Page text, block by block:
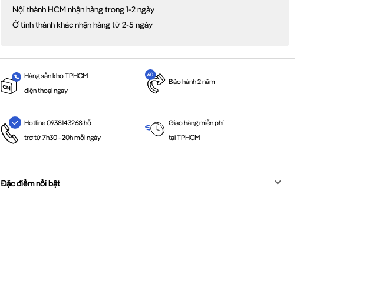
Nội thành HCM nhận hàng trong 1-2 ngày
Ở tỉnh thành khác nhận hàng từ 2-5 ngày
Hàng sẵn kho TPHCM
điện thoại ngay
Bảo hành 2 năm
Hotline 0938143268 hỗ
trợ từ 7h30 - 20h mỗi ngày
Giao hàng miễn phí
tại TPHCM
Đặc điểm nổi bật